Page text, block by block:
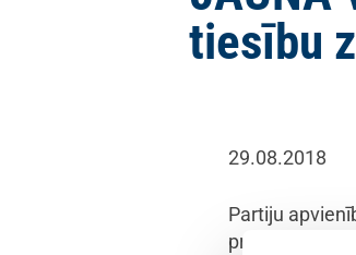
tiesību
29.08.2018
Partiju